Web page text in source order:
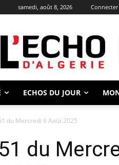
samedi, août 8, 2026
ECHOS DU JOUR
du Mercredi 6 Août 2025
du